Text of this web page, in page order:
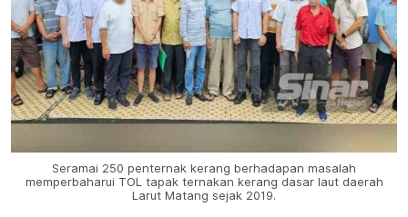
Seramai 250 penternak kerang berhadapan masalah
memperbaharui TOL tapak ternakan kerang dasar laut daerah
Larut Matang sejak 2019.